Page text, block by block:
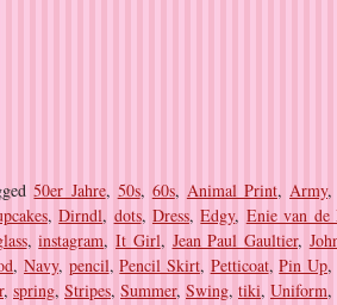
50er Jahre, 50s, 60s, Animal Print,Army
,Dirndl, dots, Dress,Edgy, Enie van de
,instagram, It Girl, Jean Paul Gaultier,
, Navy, pencil,Pencil Skirt, Petticoat,Pin Up,
, spring, Stripes, Summer, Swing, tiki, Uniform,